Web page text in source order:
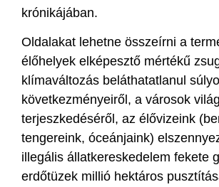
krónikájában.
Oldalakat lehetne összeírni a
élőhelyek elképesztő mértékű
klímaváltozás beláthatatlanul
következményeiről, a városok
terjeszkedéséről, az élővizeink
tengereink, óceánjaink)
illegális állatkereskedelem fekete
erdőtüzek millió hektáros